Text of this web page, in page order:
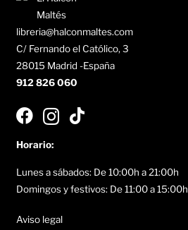
libreria@halconmaltes.com
C/ Fernando el Católico, 3
28015 Madrid -España
912 826 060
Horario:
Lunes a sábados: De 10:00h a 21:00h
Domingos y festivos: De 11:00 a 15:00h
Aviso legal